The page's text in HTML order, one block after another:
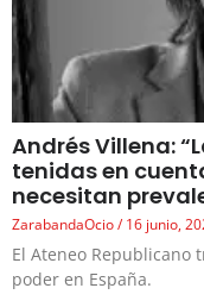
Andrés Villena:
tenidas en
necesitan
ZarabandaOcio 16 junio,
El Ateneo Republicano
poder en España.